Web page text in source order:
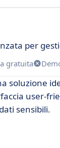
per
gratuita
soluzione
user-
sensibili.